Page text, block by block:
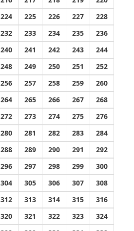
224 225 226 227
228
232 233 234 235
236
240 241 242 243
244
248 249 250 251
252
256 257 258 259
260
264 265 266 267
268
272 273 274 275
276
280 281 282 283
284
288 289 290 291
292
296 297 298 299
300
304 305 306 307
308
312 313 314 315
316
320 321 322 323
324